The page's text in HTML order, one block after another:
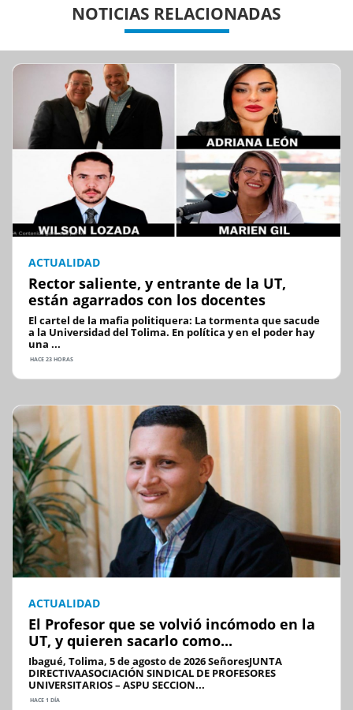
NOTICIAS RELACIONADAS
ACTUALIDAD
Rector saliente, y entrante de la UT,
están agarrados con los docentes
El cartel de la mafia politiquera: La tormenta que sacude
a la Universidad del Tolima. En política y en el poder hay
una ...
HACE 23 HORAS
ACTUALIDAD
El Profesor que se volvió incómodo en la
UT, y quieren sacarlo como...
Ibagué, Tolima, 5 de agosto de 2026 SeñoresJUNTA
DIRECTIVAASOCIACIÓN SINDICAL DE PROFESORES
UNIVERSITARIOS – ASPU SECCION...
HACE 1 DÍA